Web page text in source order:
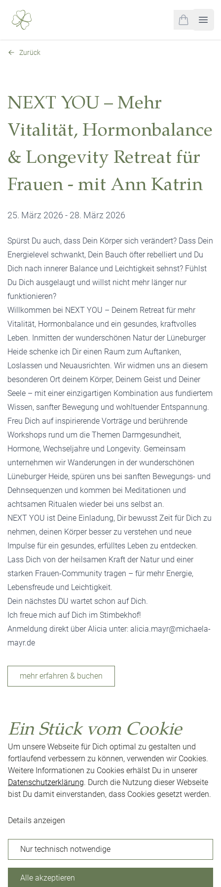
items in cart,
Zurück
NEXT YOU – Mehr
Vitalität, Hormonbalance
& Longevity Retreat für
Frauen - mit Ann Katrin
25. März 2026 - 28. März 2026
Spürst Du auch, dass Dein Körper sich verändert? Dass Dein
Energielevel schwankt, Dein Bauch öfter rebelliert und Du
Dich nach innerer Balance und Leichtigkeit sehnst? Fühlst
Du Dich ausgelaugt und willst nicht mehr länger nur
funktionieren?
Willkommen bei NEXT YOU – Deinem Retreat für mehr
Vitalität, Hormonbalance und ein gesundes, kraftvolles
Leben. Inmitten der wunderschönen Natur der Lüneburger
Heide schenke ich Dir einen Raum zum Auftanken,
Loslassen und Neuausrichten. Wir widmen uns an diesem
besonderen Ort deinem Körper, Deinem Geist und Deiner
Seele – mit einer einzigartigen Kombination aus fundiertem
Wissen, sanfter Bewegung und wohltuender Entspannung.
Freu Dich auf inspirierende Vorträge und berührende
Workshops rund um die Themen Darmgesundheit,
Hormone, Wechseljahre und Longevity. Gemeinsam
unternehmen wir Wanderungen in der wunderschönen
Lüneburger Heide, spüren uns bei sanften Bewegungs- und
Dehnsequenzen und kommen bei Meditationen und
achtsamen Ritualen wieder bei uns selbst an.
NEXT YOU ist Deine Einladung, Dir bewusst Zeit für Dich zu
nehmen, deinen Körper besser zu verstehen und neue
Impulse für ein gesundes, erfülltes Leben zu entdecken.
Lass Dich von der heilsamen Kraft der Natur und einer
starken Frauen-Community tragen – für mehr Energie,
Lebensfreude und Leichtigkeit.
Dein nächstes DU wartet schon auf Dich.
Ich freue mich auf Dich im Stimbekhof!
Anmeldung direkt über Alicia unter: alicia.mayr@michaela-
mayr.de
mehr erfahren & buchen
Facebook
Ein Stück vom Cookie
Um unsere Webseite für Dich optimal zu gestalten und
fortlaufend verbessern zu können, verwenden wir Cookies.
Weitere Informationen zu Cookies erhälst Du in unserer
Datenschutzerklärung. Durch die Nutzung dieser Webseite
bist Du damit einverstanden, dass Cookies gesetzt werden.
Nur technisch notwendige
Details anzeigen
Alle akzeptieren